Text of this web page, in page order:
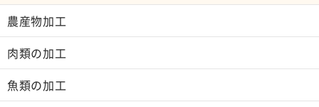
農産物加工
肉類の加工
魚類の加工